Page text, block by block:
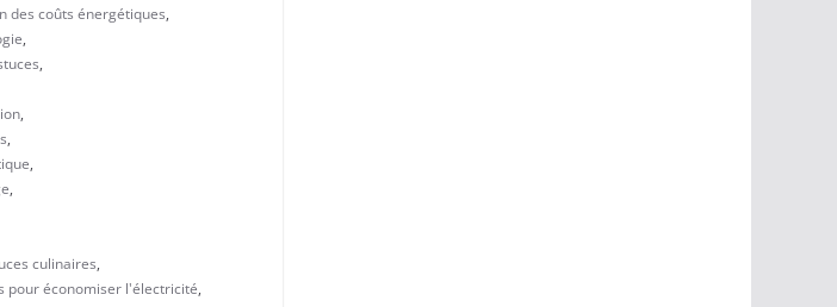
des coûts énergétiques,
,
,
,
,
,
,
culinaires,
pour économiser l'électricité,